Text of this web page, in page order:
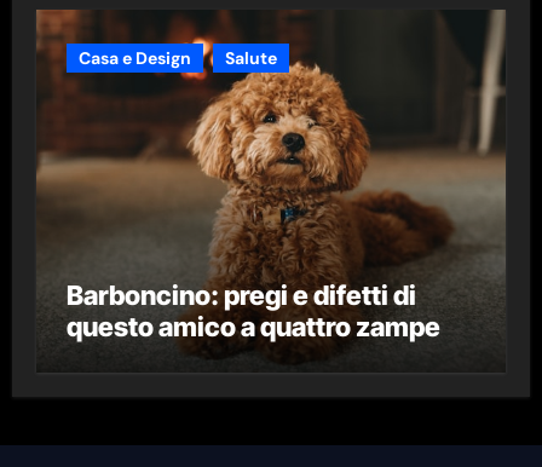
Casa e Design Salute
Barboncino: pregi e difetti di
questo amico a quattro zampe